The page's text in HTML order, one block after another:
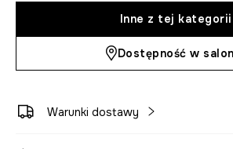
Inne z tej kategorii
Dostępność w
Warunki dostawy